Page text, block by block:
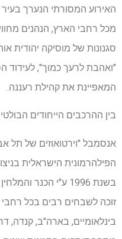
האירוע המסורתי הנערך
מכל רחבי הארץ, הנהנים
סגנונות של מוסיקה יהודית
"ואהבת לרעך כמוך", לעידוד
המאפיינת את קהילת רעננה.
בין ההרכבים הייחודים
אנסמבל "וירטואוזים של תל
הפילהרמונית הישראלית
בשנת 1996 ע"י הכנר
זוכה לשבחים רבים בכל
בינלאומיים, בארה"ב, קנדה,